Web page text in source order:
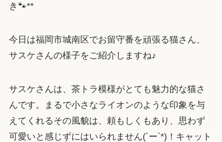
き🐾**
今日は福岡市城南区でお留守番を頑張る猫さん、
サスケさんの様子をご紹介しますね♪
サスケさんは、茶トラ模様がとても魅力的な猫さ
んです。まるで小さなライオンのような印象を与
えてくれるその風貌は、頼もしくもあり、思わず
可愛いと感じずにはいられません(´ー`*)！キャット